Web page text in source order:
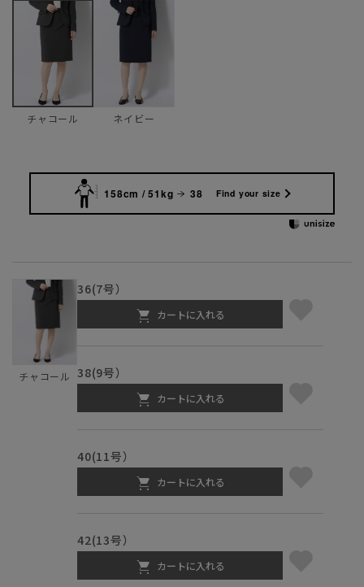
チャコール ネイビー
158cm / 51kg 38 Find your size
チャコール
36(7号）
カートに入れる
38(9号）
カートに入れる
40(11号）
カートに入れる
42(13号）
カートに入れる